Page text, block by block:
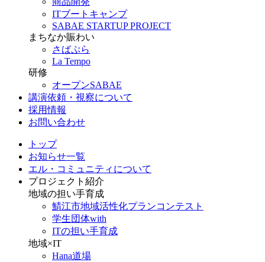
ITブートキャンプ
SABAE STARTUP PROJECT
まちなか賑わい
さばぷら
La Tempo
研修
オープンSABAE
講演依頼・視察について
採用情報
お問い合わせ
トップ
お知らせ一覧
エル・コミュニティについて
プロジェクト紹介
地域の担い手育成
鯖江市地域活性化プランコンテスト
学生団体with
ITの担い手育成
地域×IT
Hana道場